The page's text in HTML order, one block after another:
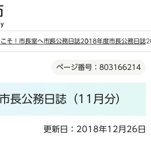
そ！市長室へ市長公務日誌2018年度市長公務日誌
ページ番号：803166214
長公務日誌（11月分）
更新日：2018年12月26日